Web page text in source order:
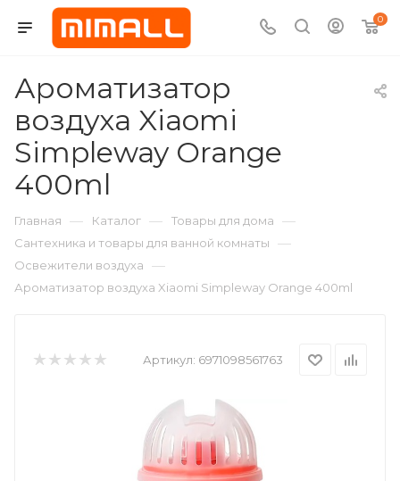
0
Ароматизатор
воздуха Xiaomi
Simpleway Orange
400ml
Главная — Каталог — Товары для дома —
Сантехника и товары для ванной комнаты —
Освежители воздуха —
Ароматизатор воздуха Xiaomi Simpleway Orange 400ml
Артикул: 6971098561763